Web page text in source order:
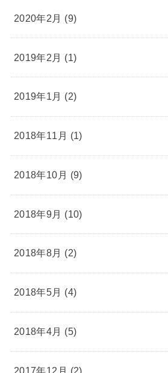
2020年2月 (9)
2019年2月 (1)
2019年1月 (2)
2018年11月 (1)
2018年10月 (9)
2018年9月 (10)
2018年8月 (2)
2018年5月 (4)
2018年4月 (5)